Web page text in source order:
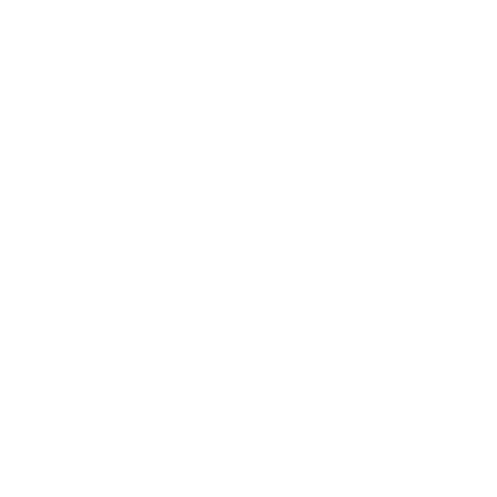
le souvenir de la défense de Paris en 1870".